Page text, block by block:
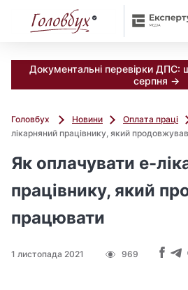
Документальні перевірки ДПС:
серпня →
Головбух Новини Оплата праці
лікарняний працівнику, який
Як оплачувати е-
працівнику, який
працювати
1 листопада 2021 969